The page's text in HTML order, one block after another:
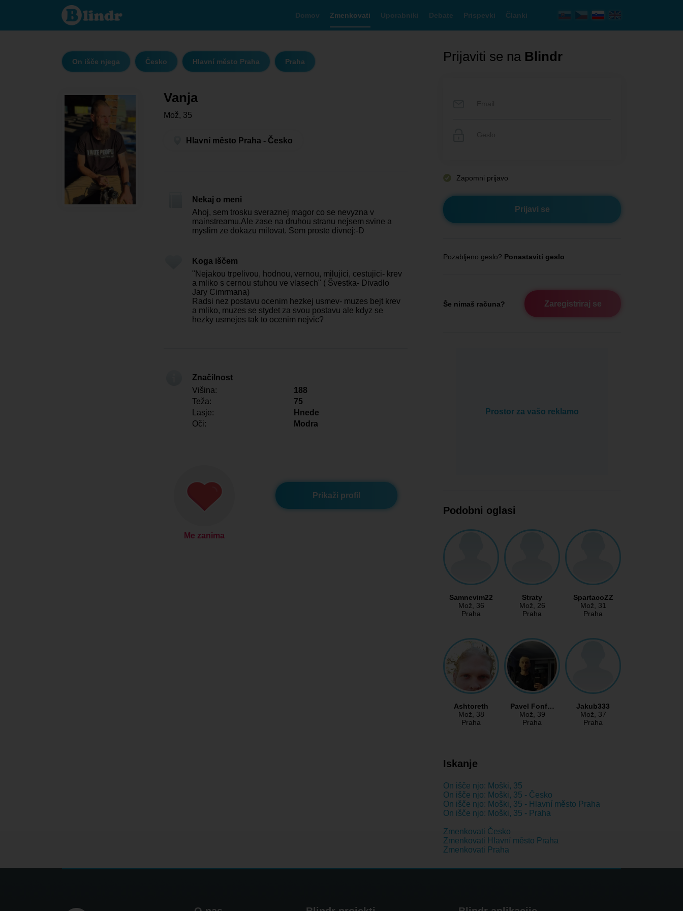
Vanja
- On
išče
Praha
-
Praha
Domov Zmenkovati Uporabniki Debate Prispevki Članki
On išče njega Česko Hlavní město Praha Praha
Vanja
Mož, 35
Hlavní město Praha - Česko
Nekaj o meni
Ahoj, sem trosku sveraznej magor co se nevyzna v
mainstreamu.Ale zase na druhou stranu nejsem svine a
myslim ze dokazu milovat. Sem proste divnej:-D
Koga iščem
"Nejakou trpelivou, hodnou, vernou, milujici, cestujici- krev
a mliko s cernou stuhou ve vlasech" ( Švestka- Divadlo
Jary Cimrmana)
Radsi nez postavu ocenim hezkej usmev- muzes bejt krev
a mliko, muzes se stydet za svou postavu ale kdyz se
hezky usmejes tak to ocenim nejvic?
Značilnost
Višina:
188
Teža:
75
Lasje:
Hnede
Oči:
Modra
Me zanima
Prikaži profil
Prijaviti se na Blindr
Zapomni prijavo
Pozabljeno geslo? Ponastaviti geslo
Še nimaš računa? Zaregistriraj se
Prostor za vašo reklamo
Podobni oglasi
Samnevim22
Mož, 36
Praha
Straty
Mož, 26
Praha
SpartacoZZ
Mož, 31
Praha
Ashtoreth
Mož, 38
Praha
Pavel Fonf…
Mož, 39
Praha
Jakub333
Mož, 37
Praha
Iskanje
On išče njo: Moški, 35
On išče njo: Moški, 35 - Česko
On išče njo: Moški, 35 - Hlavní město Praha
On išče njo: Moški, 35 - Praha
Zmenkovati Česko
Zmenkovati Hlavní město Praha
Zmenkovati Praha